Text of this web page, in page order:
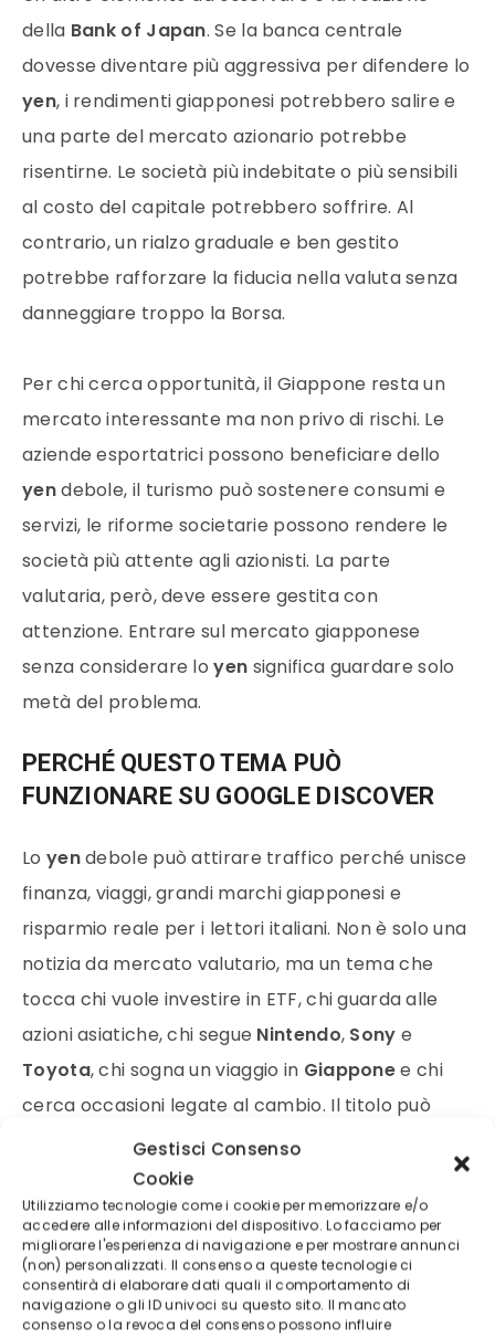
Gestisci Consenso
Cookie
Utilizziamo tecnologie come i cookie per memorizzare e/o
accedere alle informazioni del dispositivo. Lo facciamo per
migliorare l'esperienza di navigazione e per mostrare annunci
(non) personalizzati. Il consenso a queste tecnologie ci
consentirà di elaborare dati quali il comportamento di
navigazione o gli ID univoci su questo sito. Il mancato
consenso o la revoca del consenso possono influire
della Bank of Japan. Se la banca centrale
dovesse diventare più aggressiva per difendere lo
yen, i rendimenti giapponesi potrebbero salire e
una parte del mercato azionario potrebbe
risentirne. Le società più indebitate o più sensibili
al costo del capitale potrebbero soffrire. Al
contrario, un rialzo graduale e ben gestito
potrebbe rafforzare la fiducia nella valuta senza
danneggiare troppo la Borsa.
Per chi cerca opportunità, il Giappone resta un
mercato interessante ma non privo di rischi. Le
aziende esportatrici possono beneficiare dello
yendebole, il turismo può sostenere consumi e
servizi, le riforme societarie possono rendere le
società più attente agli azionisti. La parte
valutaria, però, deve essere gestita con
attenzione. Entrare sul mercato giapponese
senza considerare loyen significa guardare solo
metà del problema.
PERCHÉ QUESTO TEMA PUÒ
FUNZIONARE SU GOOGLE DISCOVER
Lo yendebole può attirare traffico perché unisce
finanza, viaggi, grandi marchi giapponesi e
risparmio reale per i lettori italiani. Non è solo una
notizia da mercato valutario, ma un tema che
tocca chi vuole investire in ETF, chi guarda alle
azioni asiatiche, chi segue Nintendo, Sony e
Toyota, chi sogna un viaggio in Giapponee chi
cerca occasioni legate al cambio. Il titolo può
intercettare sia il pubblico finanziario sia quello
interessato ai viaggi.
Il taglio più forte non è “lo yen scende”, ma “cosa
può cambiare per italiani, turisti e investitori”.
Questo rende la notizia più accessibile e più